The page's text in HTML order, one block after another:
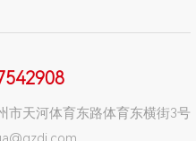
市天河体育东路体育东横街3号